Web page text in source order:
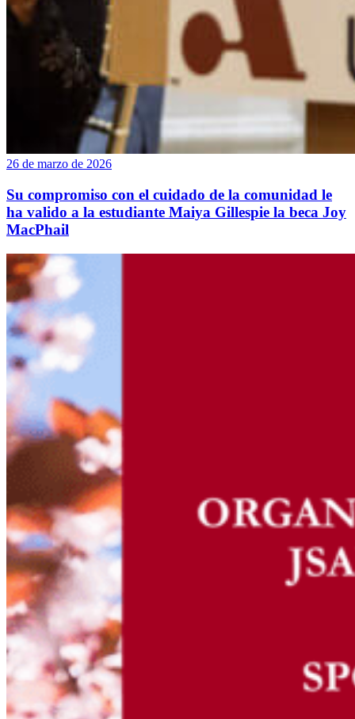
26 de marzo de 2026
Su compromiso con el cuidado de la comunidad le
ha valido a la estudiante Maiya Gillespie la beca Joy
MacPhail